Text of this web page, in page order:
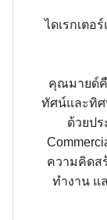
ไดเรกเตอ
คุณมายด์คื
ทัศน์และทิศ
ด้วยป
ความคิดส
ทำงาน แ